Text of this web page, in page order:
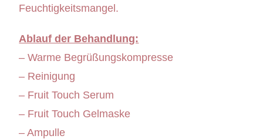
Feuchtigkeitsmangel.
Ablauf der Behandlung:
– Warme Begrüßungskompresse
– Reinigung
– Fruit Touch Serum
– Fruit Touch Gelmaske
– Ampulle